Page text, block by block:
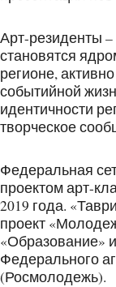
Арт-резиденты
становятся
регионе,
событийной
идентичности
творческое
Федеральная
проектом арт-
2019 года.
проект
«Образование»
Федерального
(Росмолодежь).